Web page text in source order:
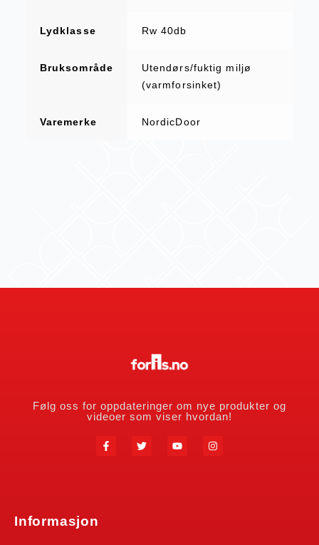
Lydklasse Rw 40db
Bruksområde
Utendørs/fuktig miljø
(varmforsinket)
Varemerke NordicDoor
Følg oss for oppdateringer om nye produkter og
videoer som viser hvordan!
Informasjon